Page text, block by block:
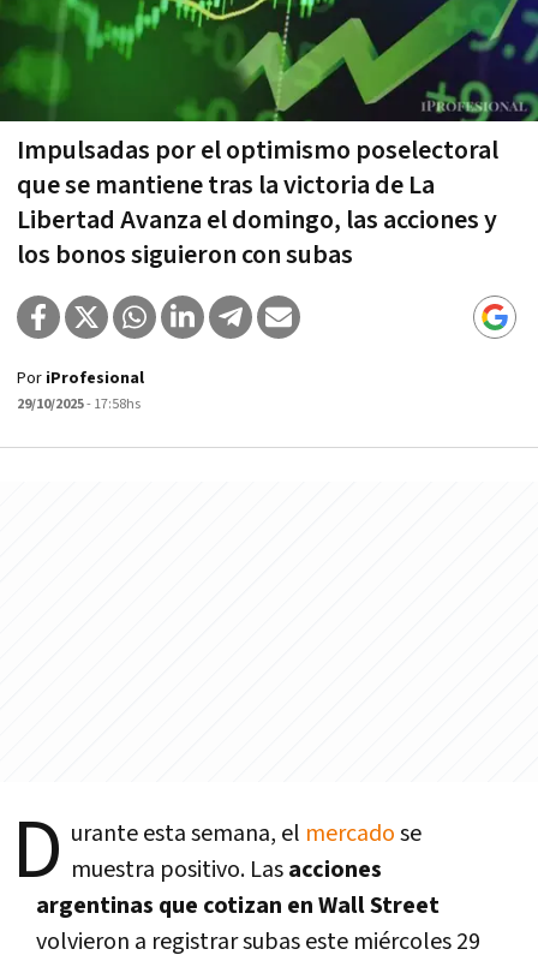
Impulsadas por el optimismo poselectoral
que se mantiene tras la victoria de La
Libertad Avanza el domingo, las acciones y
los bonos siguieron con subas
Por iProfesional
29/10/2025- 17:58hs
D urante esta semana, el mercadose
muestra positivo. Lasacciones
argentinas que cotizan en Wall Street
volvieron a registrar subas este miércoles 29